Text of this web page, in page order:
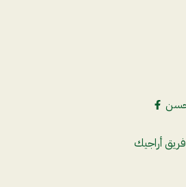
فريق أراجيك